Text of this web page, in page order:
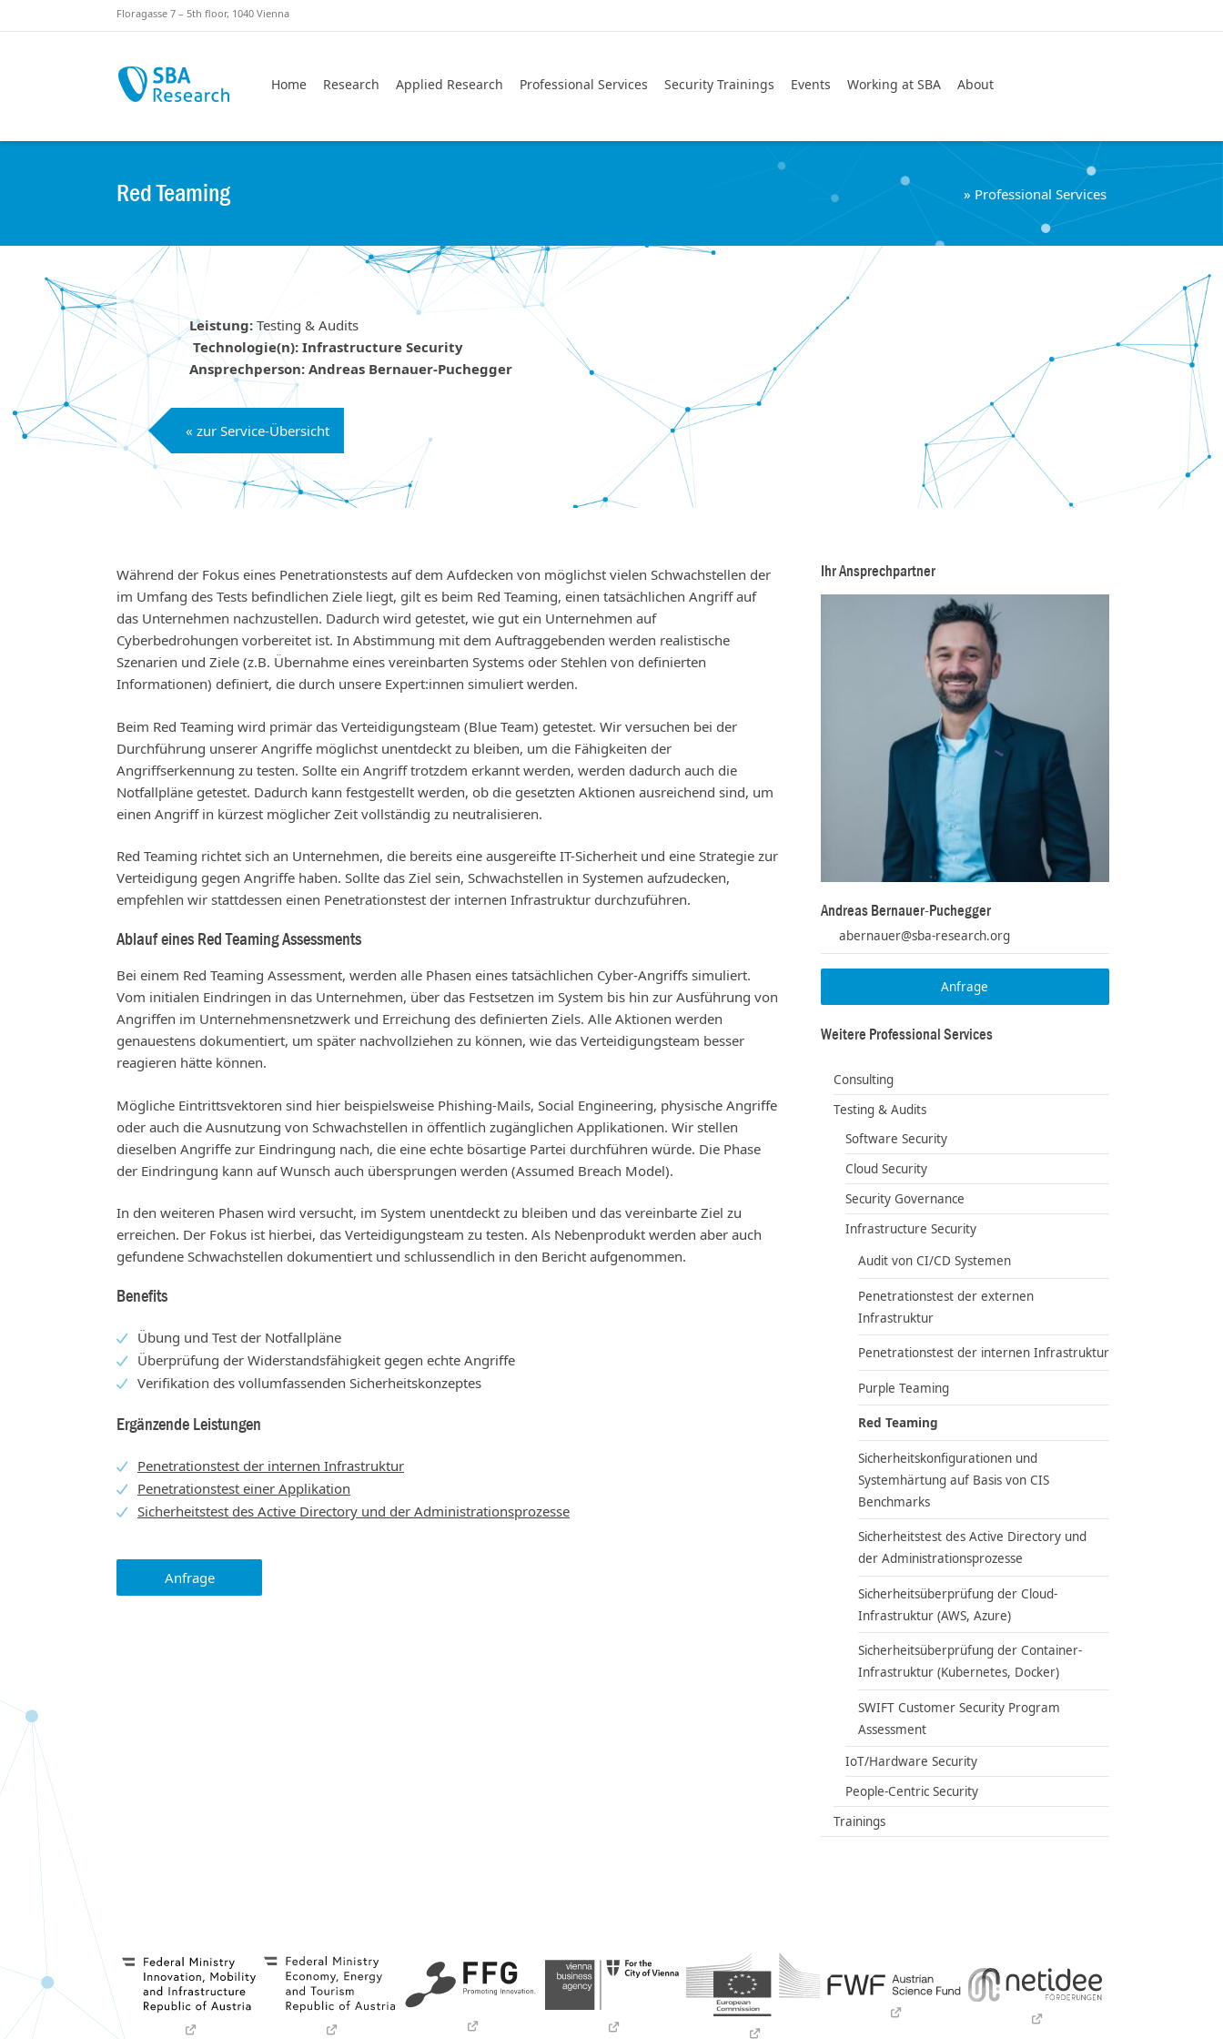
Floragasse 7 – 5th floor, 1040 Vienna
Home Research Applied Research Professional Services Security Trainings Events Working at SBA About
Red Teaming » Professional Services
Leistung:Testing & Audits
Technologie(n): Infrastructure Security
Ansprechperson: Andreas Bernauer-Puchegger
« zur Service-Übersicht
Während der Fokus eines Penetrationstests auf dem Aufdecken von möglichst vielen Schwachstellen der
im Umfang des Tests befindlichen Ziele liegt, gilt es beim Red Teaming, einen tatsächlichen Angriff auf
das Unternehmen nachzustellen. Dadurch wird getestet, wie gut ein Unternehmen auf
Cyberbedrohungen vorbereitet ist. In Abstimmung mit dem Auftraggebenden werden realistische
Szenarien und Ziele (z.B. Übernahme eines vereinbarten Systems oder Stehlen von definierten
Informationen) definiert, die durch unsere Expert:innen simuliert werden.
Beim Red Teaming wird primär das Verteidigungsteam (Blue Team) getestet. Wir versuchen bei der
Durchführung unserer Angriffe möglichst unentdeckt zu bleiben, um die Fähigkeiten der
Angriffserkennung zu testen. Sollte ein Angriff trotzdem erkannt werden, werden dadurch auch die
Notfallpläne getestet. Dadurch kann festgestellt werden, ob die gesetzten Aktionen ausreichend sind, um
einen Angriff in kürzest möglicher Zeit vollständig zu neutralisieren.
Red Teaming richtet sich an Unternehmen, die bereits eine ausgereifte IT-Sicherheit und eine Strategie zur
Verteidigung gegen Angriffe haben. Sollte das Ziel sein, Schwachstellen in Systemen aufzudecken,
empfehlen wir stattdessen einen Penetrationstest der internen Infrastruktur durchzuführen.
Ablauf eines Red Teaming Assessments
Bei einem Red Teaming Assessment, werden alle Phasen eines tatsächlichen Cyber-Angriffs simuliert.
Vom initialen Eindringen in das Unternehmen, über das Festsetzen im System bis hin zur Ausführung von
Angriffen im Unternehmensnetzwerk und Erreichung des definierten Ziels. Alle Aktionen werden
genauestens dokumentiert, um später nachvollziehen zu können, wie das Verteidigungsteam besser
reagieren hätte können.
Mögliche Eintrittsvektoren sind hier beispielsweise Phishing-Mails, Social Engineering, physische Angriffe
oder auch die Ausnutzung von Schwachstellen in öffentlich zugänglichen Applikationen. Wir stellen
dieselben Angriffe zur Eindringung nach, die eine echte bösartige Partei durchführen würde. Die Phase
der Eindringung kann auf Wunsch auch übersprungen werden (Assumed Breach Model).
In den weiteren Phasen wird versucht, im System unentdeckt zu bleiben und das vereinbarte Ziel zu
erreichen. Der Fokus ist hierbei, das Verteidigungsteam zu testen. Als Nebenprodukt werden aber auch
gefundene Schwachstellen dokumentiert und schlussendlich in den Bericht aufgenommen.
Benefits
Übung und Test der Notfallpläne
Überprüfung der Widerstandsfähigkeit gegen echte Angriffe
Verifikation des vollumfassenden Sicherheitskonzeptes
Ergänzende Leistungen
Penetrationstest der internen Infrastruktur
Penetrationstest einer Applikation
Sicherheitstest des Active Directory und der Administrationsprozesse
Anfrage
Ihr Ansprechpartner
Andreas Bernauer-Puchegger
abernauer@sba-research.org
Anfrage
Weitere Professional Services
Consulting
Testing & Audits
Software Security
Cloud Security
Security Governance
Infrastructure Security
Audit von CI/CD Systemen
Penetrationstest der externen
Infrastruktur
Penetrationstest der internen Infrastruktur
Purple Teaming
Red Teaming
Sicherheitskonfigurationen und
Systemhärtung auf Basis von CIS
Benchmarks
Sicherheitstest des Active Directory und
der Administrationsprozesse
Sicherheitsüberprüfung der Cloud-
Infrastruktur (AWS, Azure)
Sicherheitsüberprüfung der Container-
Infrastruktur (Kubernetes, Docker)
SWIFT Customer Security Program
Assessment
IoT/Hardware Security
People-Centric Security
Trainings